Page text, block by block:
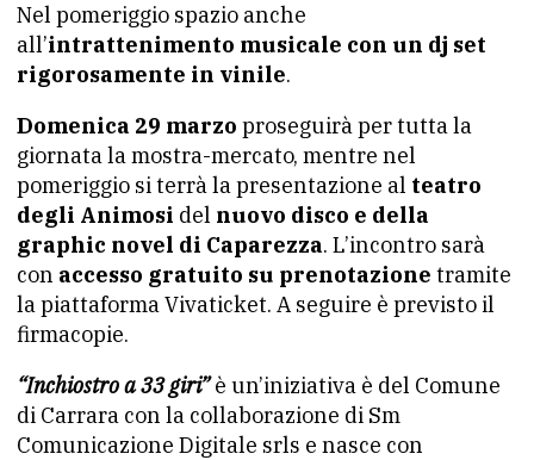
Nel pomeriggio spazio anche
all’intrattenimento musicale con un dj set
rigorosamente in vinile.
Domenica 29 marzo proseguirà per tutta la
giornata la mostra-mercato, mentre nel
pomeriggio si terrà la presentazione al teatro
degli Animosi del nuovo disco e della
graphic novel di Caparezza. L’incontro sarà
con accesso gratuito su prenotazione tramite
la piattaforma Vivaticket. A seguire è previsto il
firmacopie.
“Inchiostro a 33 giri”è un’iniziativa è del Comune
di Carrara con la collaborazione di Sm
Comunicazione Digitale srls e nasce con